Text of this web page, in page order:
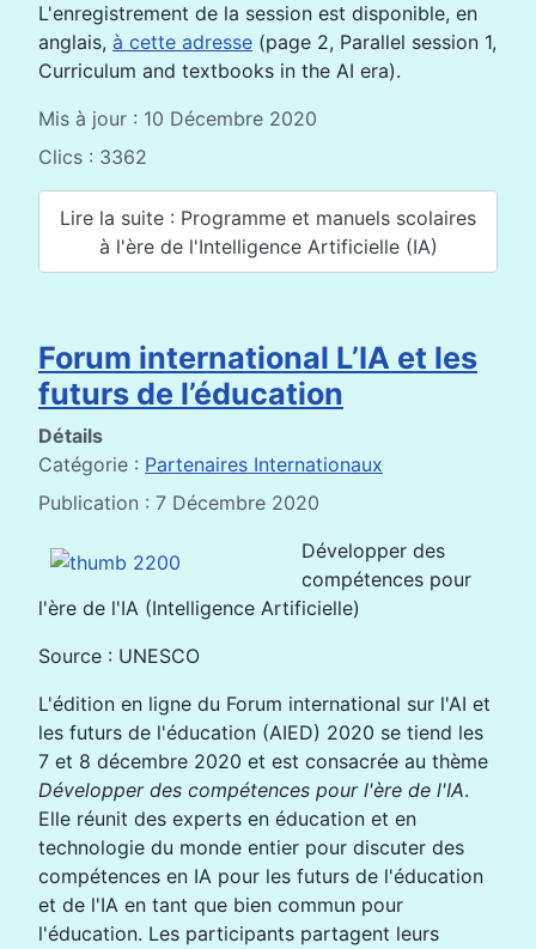
L'enregistrement de la session est disponible, en
anglais, à cette adresse (page 2, Parallel session 1,
Curriculum and textbooks in the AI era).
Mis à jour : 10 Décembre 2020
Clics : 3362
Lire la suite : Programme et manuels scolaires
à l'ère de l'Intelligence Artificielle (IA)
Forum international L’IA et les
futurs de l’éducation
Détails
Catégorie : Partenaires Internationaux
Publication : 7 Décembre 2020
Développer des
compétences pour
l'ère de l'IA (Intelligence Artificielle)
Source : UNESCO
L'édition en ligne du Forum international sur l'AI et
les futurs de l'éducation (AIED) 2020 se tiend les
7 et 8 décembre 2020 et est consacrée au thème
Développer des compétences pour l'ère de l'IA.
Elle réunit des experts en éducation et en
technologie du monde entier pour discuter des
compétences en IA pour les futurs de l'éducation
et de l'IA en tant que bien commun pour
l'éducation. Les participants partagent leurs